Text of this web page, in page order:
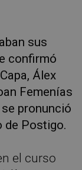
sus
confirmó
Álex
Femenías
pronunció
de Postigo.
el curso